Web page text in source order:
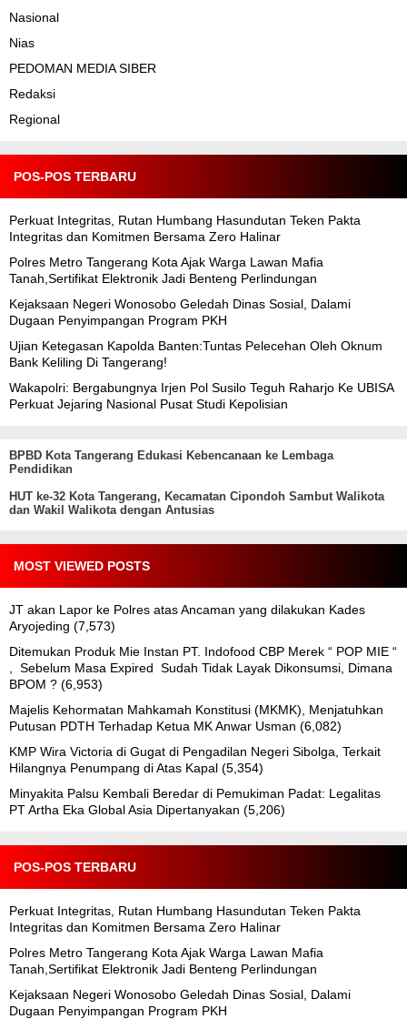
Nasional
Nias
PEDOMAN MEDIA SIBER
Redaksi
Regional
POS-POS TERBARU
Perkuat Integritas, Rutan Humbang Hasundutan Teken Pakta
Integritas dan Komitmen Bersama Zero Halinar
Polres Metro Tangerang Kota Ajak Warga Lawan Mafia
Tanah,Sertifikat Elektronik Jadi Benteng Perlindungan
Kejaksaan Negeri Wonosobo Geledah Dinas Sosial, Dalami
Dugaan Penyimpangan Program PKH
Ujian Ketegasan Kapolda Banten:Tuntas Pelecehan Oleh Oknum
Bank Keliling Di Tangerang!
Wakapolri: Bergabungnya Irjen Pol Susilo Teguh Raharjo Ke UBISA
Perkuat Jejaring Nasional Pusat Studi Kepolisian
BPBD Kota Tangerang Edukasi Kebencanaan ke Lembaga
Pendidikan
HUT ke-32 Kota Tangerang, Kecamatan Cipondoh Sambut Walikota
dan Wakil Walikota dengan Antusias
MOST VIEWED POSTS
JT akan Lapor ke Polres atas Ancaman yang dilakukan Kades
Aryojeding (7,573)
Ditemukan Produk Mie Instan PT. Indofood CBP Merek “ POP MIE “
, Sebelum Masa Expired Sudah Tidak Layak Dikonsumsi, Dimana
BPOM ? (6,953)
Majelis Kehormatan Mahkamah Konstitusi (MKMK), Menjatuhkan
Putusan PDTH Terhadap Ketua MK Anwar Usman (6,082)
KMP Wira Victoria di Gugat di Pengadilan Negeri Sibolga, Terkait
Hilangnya Penumpang di Atas Kapal (5,354)
Minyakita Palsu Kembali Beredar di Pemukiman Padat: Legalitas
PT Artha Eka Global Asia Dipertanyakan (5,206)
POS-POS TERBARU
Perkuat Integritas, Rutan Humbang Hasundutan Teken Pakta
Integritas dan Komitmen Bersama Zero Halinar
Polres Metro Tangerang Kota Ajak Warga Lawan Mafia
Tanah,Sertifikat Elektronik Jadi Benteng Perlindungan
Kejaksaan Negeri Wonosobo Geledah Dinas Sosial, Dalami
Dugaan Penyimpangan Program PKH